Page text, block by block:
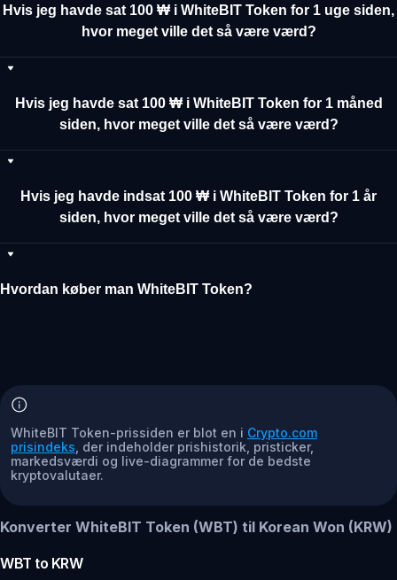
Hvis jeg havde sat 100 ₩ i WhiteBIT Token for 1 uge siden,
hvor meget ville det så være værd?
Hvis jeg havde sat 100 ₩ i WhiteBIT Token for 1 måned
siden, hvor meget ville det så være værd?
Hvis jeg havde indsat 100 ₩ i WhiteBIT Token for 1 år
siden, hvor meget ville det så være værd?
Hvordan køber man WhiteBIT Token?
WhiteBIT Token-prissiden er blot en i Crypto.com
prisindeks , der indeholder prishistorik, pristicker,
markedsværdi og live-diagrammer for de bedste
kryptovalutaer.
Konverter WhiteBIT Token (WBT) til Korean Won (KRW)
WBT to KRW